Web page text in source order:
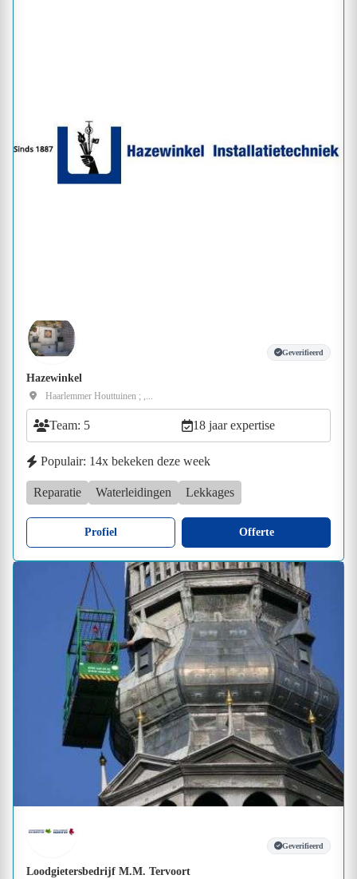
Geverifieerd
Hazewinkel
Haarlemmer Houttuinen ; ,...
Team: 5 18 jaar expertise
Populair: 14x bekeken deze week
Reparatie Waterleidingen Lekkages
Profiel Offerte
Geverifieerd
Loodgietersbedrijf M.M. Tervoort